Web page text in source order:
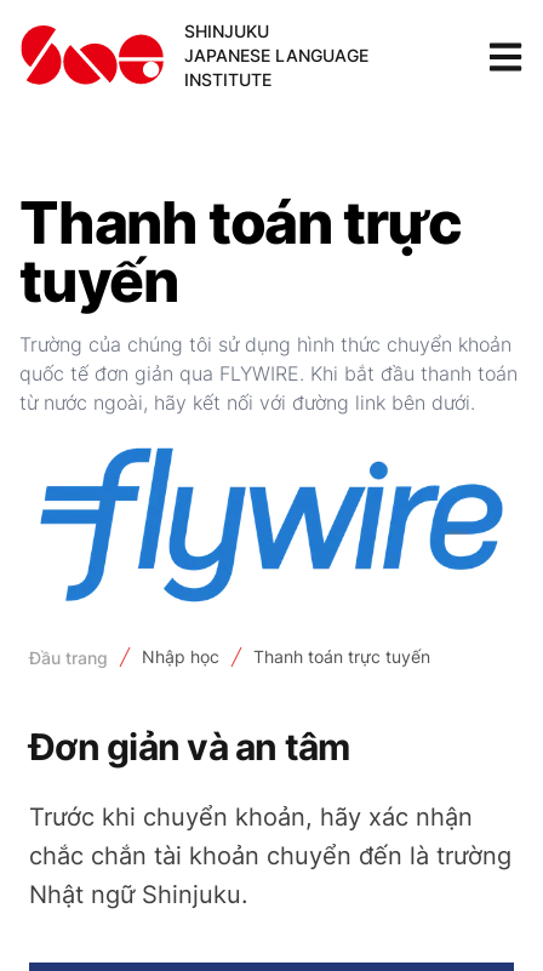
SHINJUKU
JAPANESE LANGUAGE
INSTITUTE
Thanh toán trực
tuyến
Trường của chúng tôi sử dụng hình thức chuyển khoản
quốc tế đơn giản qua FLYWIRE. Khi bắt đầu thanh toán
từ nước ngoài, hãy kết nối với đường link bên dưới.
Đầu trang Nhập học Thanh toán trực tuyến
Đơn giản và an tâm
Trước khi chuyển khoản, hãy xác nhận
chắc chắn tài khoản chuyển đến là trường
Nhật ngữ Shinjuku.